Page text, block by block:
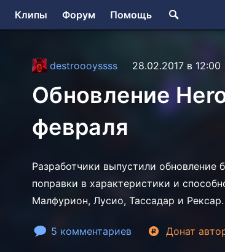
Клипы Форум Помощь
destroooyssss 28.02.2017 в 12:00
Обновление
февраля
Разработчики выпустили обновление
поправки в характеристики и
Малфурион, Лусио, Тассадар и Рексар.
5 комментариев Донат